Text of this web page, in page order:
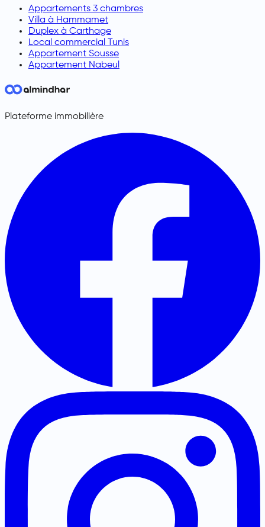
Appartements 3 chambres
Villa à Hammamet
Duplex à Carthage
Local commercial Tunis
Appartement Sousse
Appartement Nabeul
Plateforme immobilière